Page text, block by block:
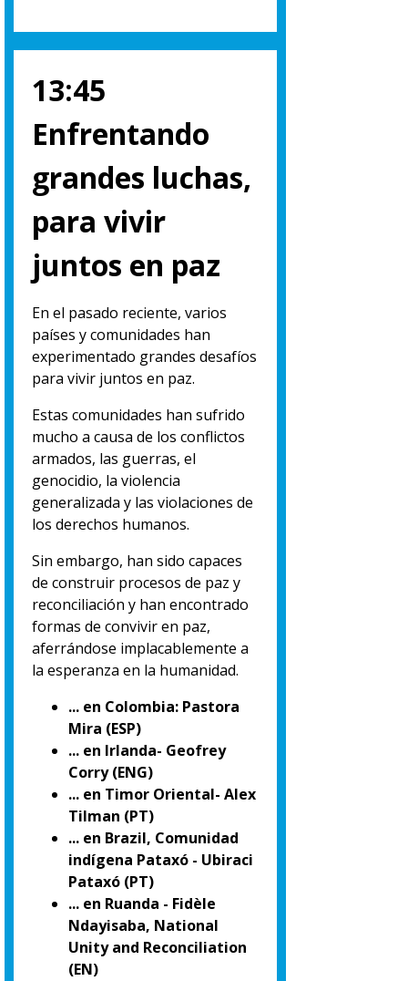
13:45
Enfrentando
grandes luchas,
para vivir
juntos en paz
En el pasado reciente, varios
países y comunidades han
experimentado grandes desafíos
para vivir juntos en paz.
Estas comunidades han sufrido
mucho a causa de los conflictos
armados, las guerras, el
genocidio, la violencia
generalizada y las violaciones de
los derechos humanos.
Sin embargo, han sido capaces
de construir procesos de paz y
reconciliación y han encontrado
formas de convivir en paz,
aferrándose implacablemente a
la esperanza en la humanidad.
... en Colombia: Pastora
Mira (ESP)
... en Irlanda- Geofrey
Corry (ENG)
... en Timor Oriental- Alex
Tilman (PT)
... en Brazil, Comunidad
indígena Pataxó - Ubiraci
Pataxó (PT)
... en Ruanda - Fidèle
Ndayisaba, National
Unity and Reconciliation
(EN)